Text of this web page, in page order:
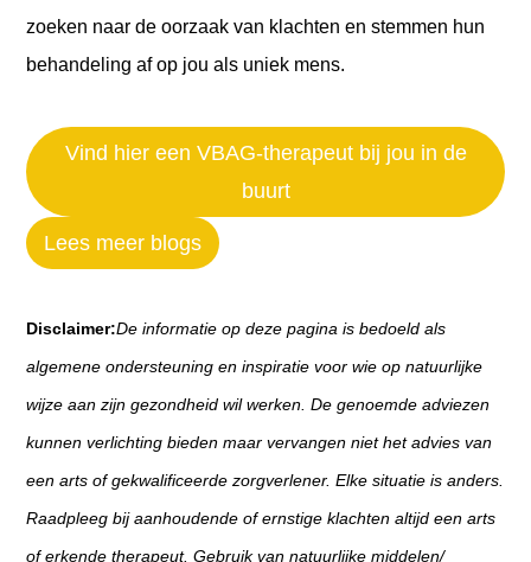
zoeken naar de oorzaak van klachten en stemmen hun
behandeling af op jou als uniek mens.
Vind hier een VBAG-therapeut bij jou in de
buurt
Lees meer blogs
Disclaimer:De informatie op deze pagina is bedoeld als
algemene ondersteuning en inspiratie voor wie op natuurlijke
wijze aan zijn gezondheid wil werken. De genoemde adviezen
kunnen verlichting bieden maar vervangen niet het advies van
een arts of gekwalificeerde zorgverlener. Elke situatie is anders.
Raadpleeg bij aanhoudende of ernstige klachten altijd een arts
of erkende therapeut. Gebruik van natuurlijke middelen/